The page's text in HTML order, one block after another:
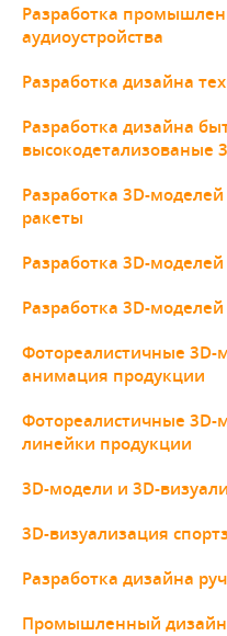
Разработка
аудиоустройства
Разработка дизайна
Разработка дизайна
высокодетализованые
Разработка 3D-
ракеты
Разработка 3D-
Разработка 3D-
Фотореалистичные 3D-
анимация продукции
Фотореалистичные 3D-
линейки продукции
3D-модели и 3D-
3D-визуализация
Разработка дизайна
Промышленный дизайн